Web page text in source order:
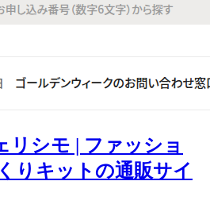
リシモ | ファッショ
りキットの通販サイ